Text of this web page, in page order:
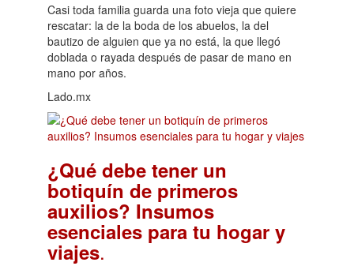
Casi toda familia guarda una foto vieja que quiere
rescatar: la de la boda de los abuelos, la del
bautizo de alguien que ya no está, la que llegó
doblada o rayada después de pasar de mano en
mano por años.
Lado.mx
¿Qué debe tener un
botiquín de primeros
auxilios? Insumos
esenciales para tu hogar y
viajes.